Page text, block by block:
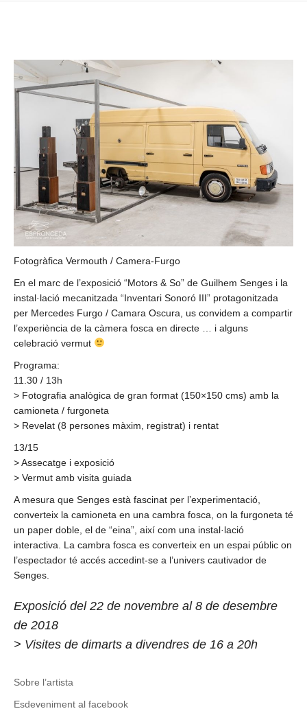
Fotogràfica Vermouth / Camera-Furgo
En el marc de l’exposició “Motors & So” de Guilhem Senges i la
instal·lació mecanitzada “Inventari Sonoró III” protagonitzada
per Mercedes Furgo / Camara Oscura, us convidem a compartir
l’experiència de la càmera fosca en directe … i alguns
celebració vermut
Programa:
11.30 / 13h
> Fotografia analògica de gran format (150×150 cms) amb la
camioneta / furgoneta
> Revelat (8 persones màxim, registrat) i rentat
13/15
> Assecatge i exposició
> Vermut amb visita guiada
A mesura que Senges està fascinat per l’experimentació,
converteix la camioneta en una cambra fosca, on la furgoneta té
un paper doble, el de “eina”, així com una instal·lació
interactiva. La cambra fosca es converteix en un espai públic on
l’espectador té accés accedint-se a l’univers cautivador de
Senges.
Exposició del 22 de novembre al 8 de desembre
de 2018
> Visites de dimarts a divendres de 16 a 20h
Sobre l’artista
Esdeveniment al facebook